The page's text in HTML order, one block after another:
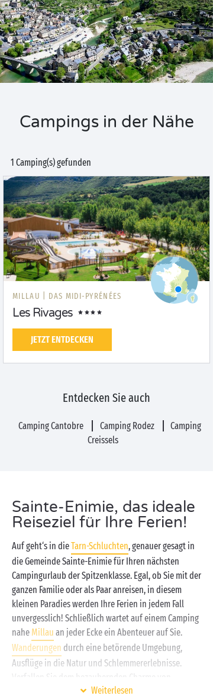
Campings in der Nähe
1 Camping(s) gefunden
MILLAU | DAS MIDI-PYRÉNÉES
Les Rivages
JETZT ENTDECKEN
Entdecken Sie auch
Camping Cantobre Camping Rodez
Camping
Creissels
Sainte-Enimie, das ideale
Reiseziel für Ihre Ferien!
Auf geht‘s in dieTarn-Schluchten, genauer gesagt in
die Gemeinde Sainte-Enimie für Ihren nächsten
Campingurlaub der Spitzenklasse. Egal, ob Sie mit der
ganzen Familie oder als Paar anreisen, in diesem
kleinen Paradies werden Ihre Ferien in jedem Fall
unvergesslich! Schließlich wartet auf einem Camping
nahe Millau an jeder Ecke ein Abenteuer auf Sie.
Wanderungen durch eine betörende Umgebung,
Ausflüge in die Natur und Schlemmererlebnisse.
Verfallen Sie dem bezaubernden Charme von
Camping in der Nähe von Saint-Enimie im
Weiterlesen